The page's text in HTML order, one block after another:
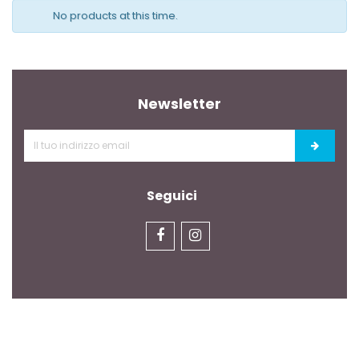
No products at this time.
Newsletter
Seguici